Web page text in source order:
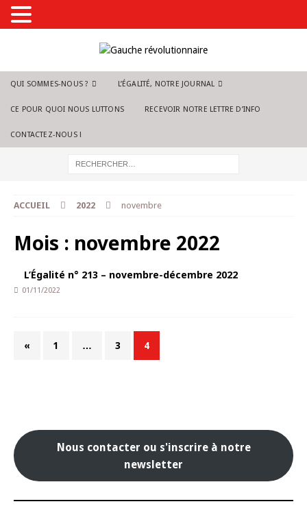
QUI SOMMES-NOUS ? L’ÉGALITÉ, NOTRE JOURNAL
CE POUR QUOI NOUS LUTTONS RECEVOIR NOTRE LETTRE D’INFO
CONTACTEZ-NOUS !
ACCUEIL 2022 novembre
Mois : novembre 2022
L’Égalité n° 213 – novembre-décembre 2022
01/11/2022
« 1 … 3 4
Nous contacter ou s'inscrire à notre
newsletter